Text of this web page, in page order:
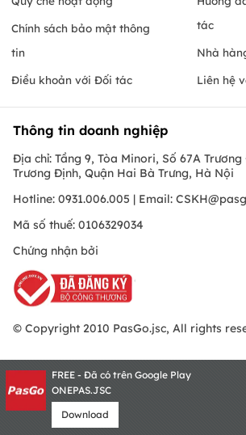
Chính sách bảo mật thông
tin
Điều khoản với Đối tác
tác
Nhà
Liên hệ
Thông tin doanh nghiệp
Địa chỉ: Tầng 9, Tòa Minori, Số 67A
Trương Định, Quận Hai Bà Trưng, Hà Nội
Hotline: 0931.006.005 | Email:
Mã số thuế: 0106329034
Chứng nhận bởi
© Copyright 2010 PasGo.jsc, All rights
FREE - Đã có trên Google Play
ONEPAS.JSC
Download